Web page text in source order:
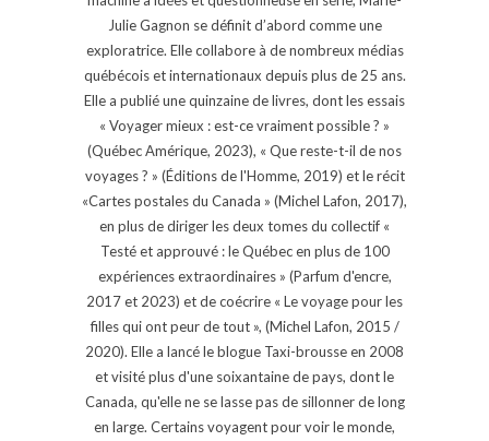
Julie Gagnon se définit d’abord comme une
exploratrice. Elle collabore à de nombreux médias
québécois et internationaux depuis plus de 25 ans.
Elle a publié une quinzaine de livres, dont les essais
« Voyager mieux : est-ce vraiment possible ? »
(Québec Amérique, 2023), « Que reste-t-il de nos
voyages ? » (Éditions de l'Homme, 2019) et le récit
«Cartes postales du Canada » (Michel Lafon, 2017),
en plus de diriger les deux tomes du collectif «
Testé et approuvé : le Québec en plus de 100
expériences extraordinaires » (Parfum d'encre,
2017 et 2023) et de coécrire « Le voyage pour les
filles qui ont peur de tout », (Michel Lafon, 2015 /
2020). Elle a lancé le blogue Taxi-brousse en 2008
et visité plus d'une soixantaine de pays, dont le
Canada, qu'elle ne se lasse pas de sillonner de long
en large. Certains voyagent pour voir le monde,